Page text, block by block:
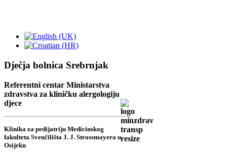
Dječja bolnica Srebrnjak
Referentni centar Ministarstva
zdravstva za kliničku alergologiju
djece
Klinika za pedijatriju Medicinskog
fakulteta Sveučilišta J. J. Strossmayera u
Osijeku